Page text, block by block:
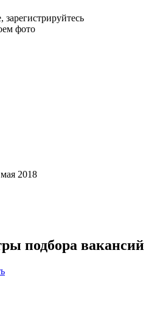
фото
2018
подбора вакансий